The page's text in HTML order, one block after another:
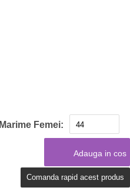
Marime Femei:
Comanda rapid acest produs